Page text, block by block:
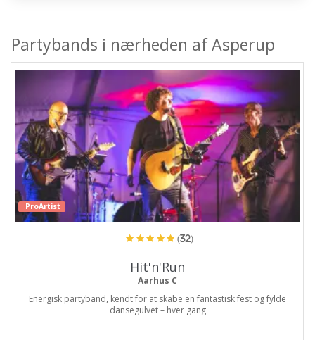
Partybands i nærheden af Asperup
ProArtist
(32)
Hit'n'Run
Aarhus C
Energisk partyband, kendt for at skabe en fantastisk fest og fylde
dansegulvet – hver gang